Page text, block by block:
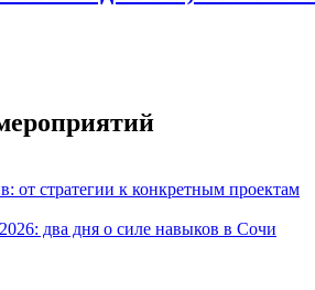
от стратегии к конкретным проектам
два дня о силе навыков в Сочи